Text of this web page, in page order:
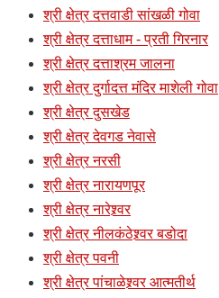
श्री क्षेत्र दत्तवाडी सांखळी गोवा
श्री क्षेत्र दत्ताधाम - प्रती गिरनार
श्री क्षेत्र दत्ताश्रम जालना
श्री क्षेत्र दुर्गादत्त मंदिर माशेली गोवा
श्री क्षेत्र दुसखेड
श्री क्षेत्र देवगड नेवासे
श्री क्षेत्र नरसी
श्री क्षेत्र नारायणपूर
श्री क्षेत्र नारेश्र्वर
श्री क्षेत्र नीलकंठेश्र्वर बडोदा
श्री क्षेत्र पवनी
श्री क्षेत्र पांचाळेश्र्वर आत्मतीर्थ